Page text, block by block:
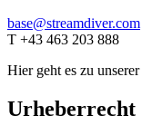
base@streamdiver.com
T +43 463 203 888
Hier geht es zu unserer
Urheberrecht